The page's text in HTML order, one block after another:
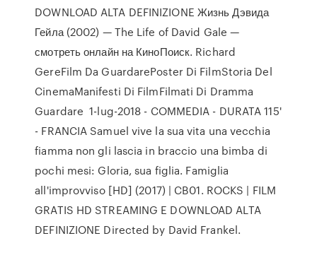
DOWNLOAD ALTA DEFINIZIONE Жизнь Дэвида
Гейла (2002) — The Life of David Gale —
смотреть онлайн на КиноПоиск. Richard
GereFilm Da GuardarePoster Di FilmStoria Del
CinemaManifesti Di FilmFilmati Di Dramma
Guardare 1-lug-2018 - COMMEDIA - DURATA 115'
- FRANCIA Samuel vive la sua vita una vecchia
fiamma non gli lascia in braccio una bimba di
pochi mesi: Gloria, sua figlia. Famiglia
all'improvviso [HD] (2017) | CB01. ROCKS | FILM
GRATIS HD STREAMING E DOWNLOAD ALTA
DEFINIZIONE Directed by David Frankel.